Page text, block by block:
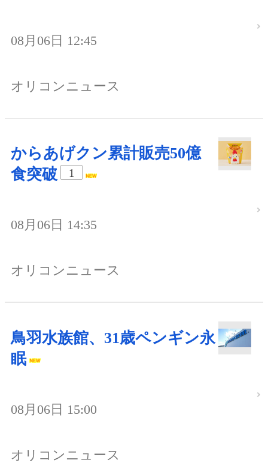
08月06日 12:45
オリコンニュース
からあげクン累計販売50億
食突破
1
08月06日 14:35
オリコンニュース
鳥羽水族館、31歳ペンギン永
眠
08月06日 15:00
オリコンニュース